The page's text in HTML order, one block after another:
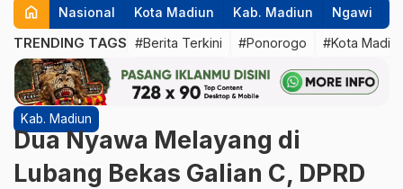
home Nasional Kota Madiun Kab. Madiun Ngawi
TRENDING TAGS #Berita Terkini #Ponorogo #Kota
Kab. Madiun
Dua Nyawa Melayang di
Lubang Bekas Galian C, DPRD